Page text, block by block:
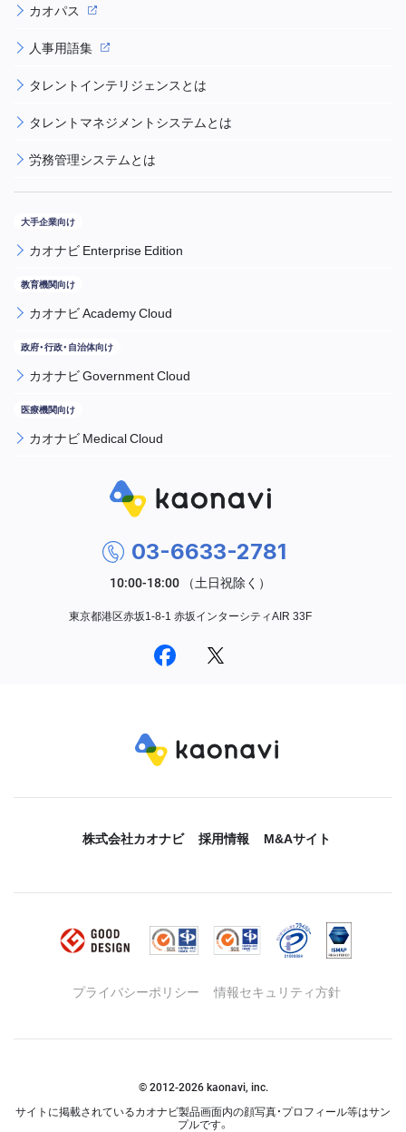
カオパス
人事用語集
タレントインテリジェンスとは
タレントマネジメントシステムとは
労務管理システムとは
カオナビ Enterprise Edition
カオナビ Academy Cloud
カオナビ Government Cloud
カオナビ Medical Cloud
03-6633-2781
東京都港区赤坂1-8-1 赤坂インターシティAIR 33F
株式会社カオナビ 採用情報 M&Aサイト
プライバシーポリシー 情報セキュリティ方針
© 2012-2026kaonavi, inc.
サイトに掲載されているカオナビ製品画面内の顔写真・プロフィール等はサン
プルです。